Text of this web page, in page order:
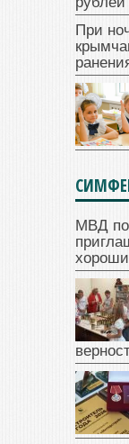
При
МВД